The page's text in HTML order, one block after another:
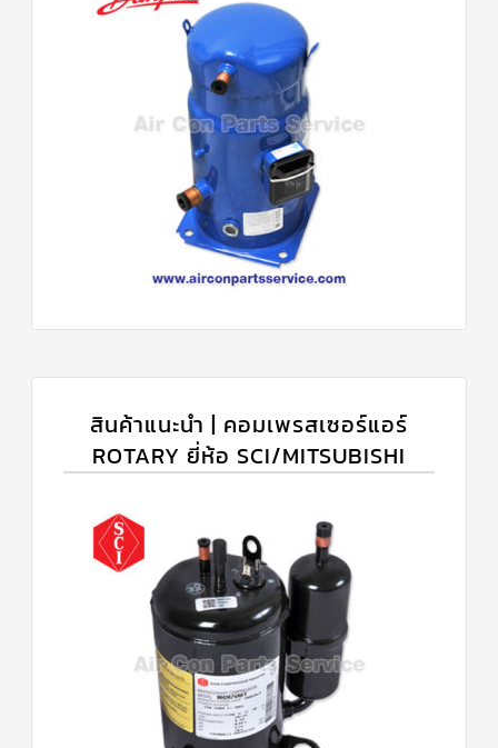
สินค้าแนะนำ | คอมเพรสเซอร์แอร์
ROTARY ยี่ห้อ SCI/MITSUBISHI